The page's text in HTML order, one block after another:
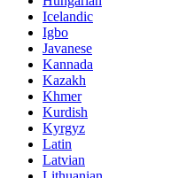
Icelandic
Igbo
Javanese
Kannada
Kazakh
Khmer
Kurdish
Kyrgyz
Latin
Latvian